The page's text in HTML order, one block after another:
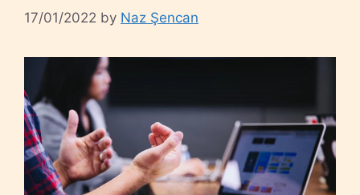
17/01/2022 by Naz Şencan